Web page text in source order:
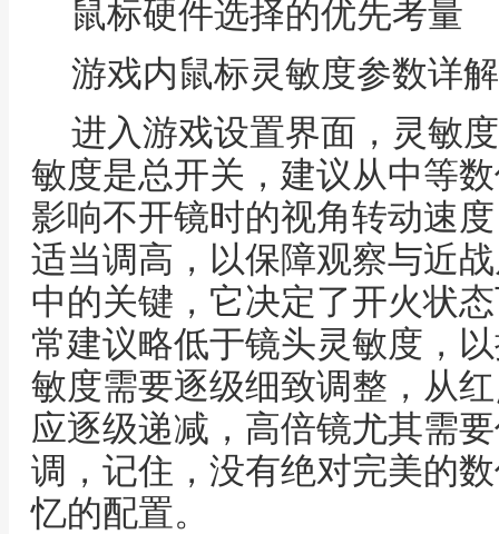
鼠标硬件选择的优先考量
游戏内鼠标灵敏度参数详解
进入游戏设置界面，灵敏
敏度是总开关，建议从中等
影响不开镜时的视角转动速
适当调高，以保障观察与近
中的关键，它决定了开火状
常建议略低于镜头灵敏度，
敏度需要逐级细致调整，从
应逐级递减，高倍镜尤其需
调，记住，没有绝对完美的
忆的配置。